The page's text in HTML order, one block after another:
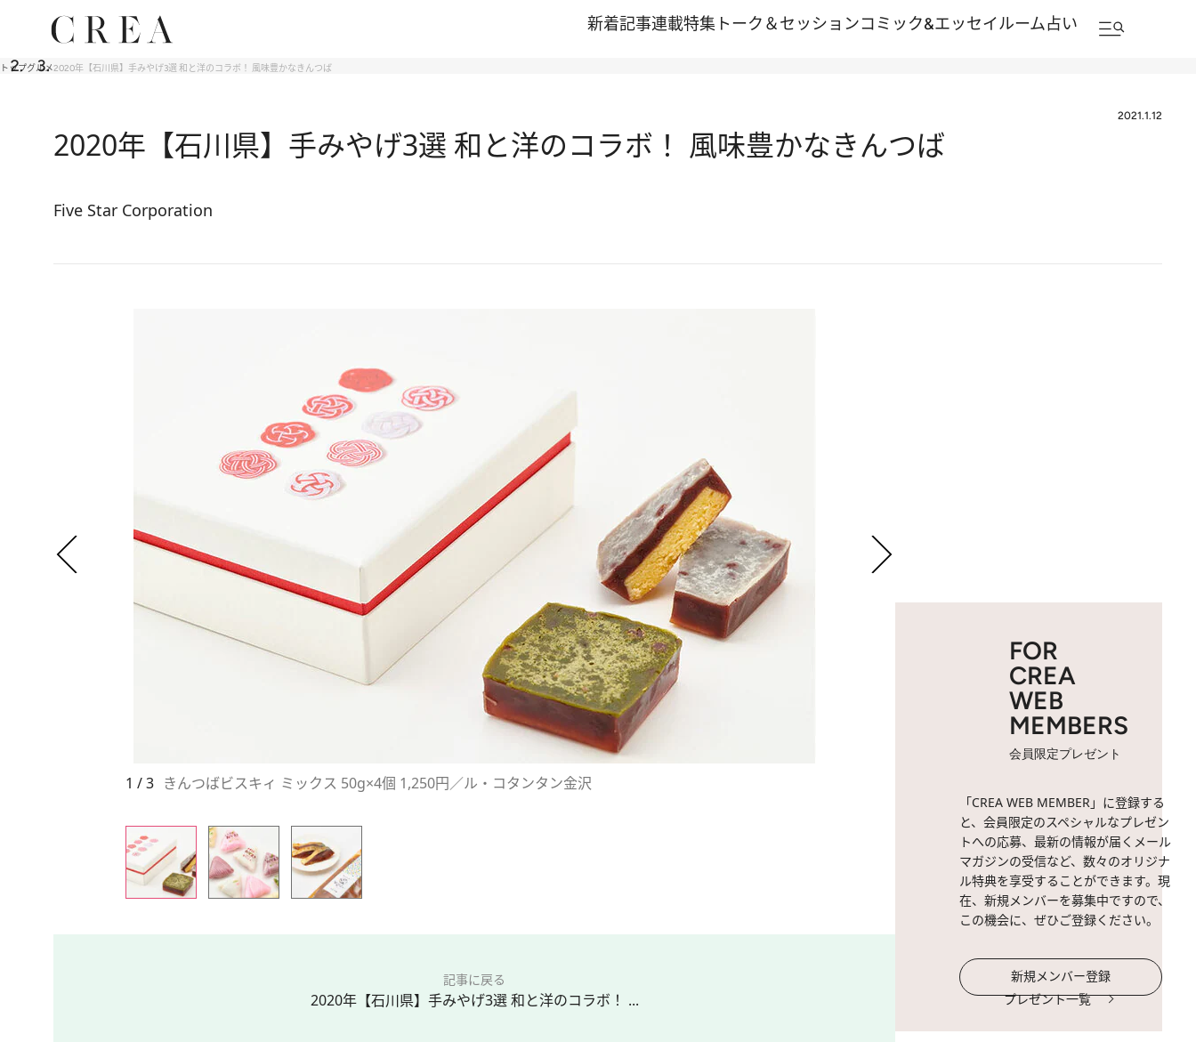
新着記事連載特集 トーク＆セッションコミック&エッセイルーム占い
トップグルメ2020年【石川県】手みやげ3選 和と洋のコラボ！ 風味豊かなきんつば
2021.1.12
2020年【石川県】手みやげ3選 和と洋のコラボ！ 風味豊かなきんつば
Five Star Corporation
1 / 3 きんつばビスキィ ミックス 50g×4個 1,250円／ル・コタンタン金沢
記事に戻る
2020年【石川県】手みやげ3選 和と洋のコラボ！ ...
FOR
CREA
WEB
MEMBERS
会員限定プレゼント
「CREA WEB MEMBER」に登録する
と、会員限定のスペシャルなプレゼン
トへの応募、最新の情報が届くメール
マガジンの受信など、数々のオリジナ
ル特典を享受することができます。現
在、新規メンバーを募集中ですので、
この機会に、ぜひご登録ください。
新規メンバー登録
プレゼント一覧